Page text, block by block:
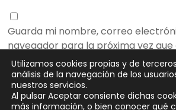
Guarda mi nombre, correo
navegador para la próxima vez
Utilizamos cookies propias y de
análisis de la navegación de los
nuestros servicios.
Al pulsar Aceptar consiente dichas
más información, o bien conocer qué